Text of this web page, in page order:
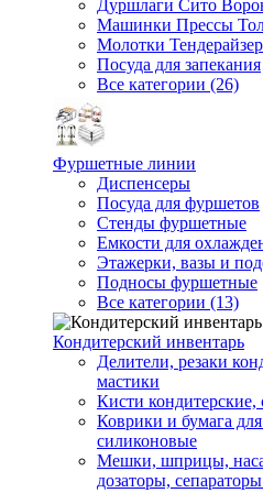
Дуршлаги Сито
Машинки Прессы
Молотки
Посуда для запекания
Все категории (26)
Фуршетные линии
Диспенсеры
Посуда для фуршетов
Стенды фуршетные
Емкости для
Этажерки, вазы и
Подносы фуршетные
Все категории (13)
Кондитерский инвентарь
Делители, резаки
мастики
Кисти кондитерские,
Коврики и бумага
силиконовые
Мешки, шприцы,
дозаторы,